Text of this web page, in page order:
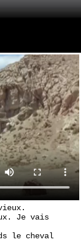
Je vais
le cheval